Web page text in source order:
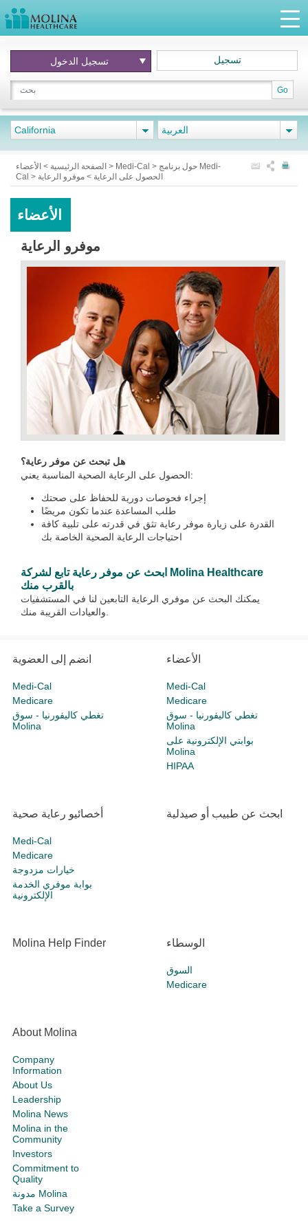
Go
تسجيل الدخول تسجيل
California العربية
الصفحة الرئيسية > > Medi-Cal > حول برنامج Medi-
Cal > الحصول على الرعاية > موفرو الرعاية
الأعضاء
موفرو الرعاية
هل تبحث عن موفر رعاية؟
الحصول على الرعاية الصحية المناسبة يعني:
إجراء فحوصات دورية للحفاظ على صحتك
طلب المساعدة عندما تكون مريضًا
القدرة على زيارة موفر رعاية تثق في قدرته على تلبية كافة
احتياجات الرعاية الصحية الخاصة بك
ابحث عن موفر رعاية تابع لشركة Molina Healthcare
بالقرب منك
يمكنك البحث عن موفري الرعاية التابعين لنا في المستشفيات
والعيادات القريبة منك.‎
انضم إلى العضوية
Medi-Cal
Medicare
تغطي كاليفورنيا - سوق
Molina
الأعضاء
Medi-Cal
Medicare
تغطي كاليفورنيا - سوق
Molina
بوابتي الإلكترونية على
Molina
HIPAA
أخصائيو رعاية صحية
Medi-Cal
Medicare
خيارات مزدوجة
بوابة موفري الخدمة
الإلكترونية
ابحث عن طبيب أو صيدلية
Molina Help Finder الوسطاء
السوق
Medicare
About Molina
Company
Information
About Us
Leadership
Molina News
Molina in the
Community
Investors
Commitment to
Quality
مدونة Molina
Take a Survey